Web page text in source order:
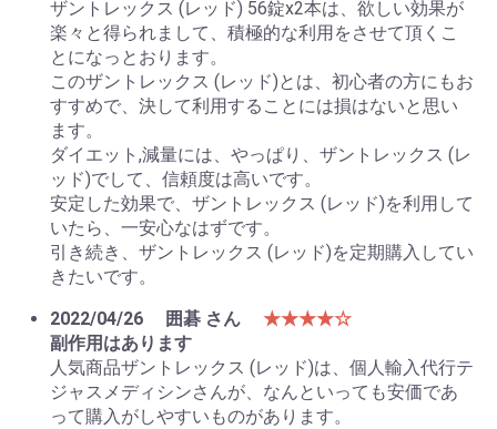
ザントレックス (レッド) 56錠x2本は、欲しい効果が
楽々と得られまして、積極的な利用をさせて頂くこ
とになっとおります。
このザントレックス (レッド)とは、初心者の方にもお
すすめで、決して利用することには損はないと思い
ます。
ダイエット,減量には、やっぱり、ザントレックス (レ
ッド)でして、信頼度は高いです。
安定した効果で、ザントレックス (レッド)を利用して
いたら、一安心なはずです。
引き続き、ザントレックス (レッド)を定期購入してい
きたいです。
2022/04/26
囲碁 さん
★★★★☆
副作用はあります
人気商品ザントレックス (レッド)は、個人輸入代行テ
ジャスメディシンさんが、なんといっても安価であ
って購入がしやすいものがあります。